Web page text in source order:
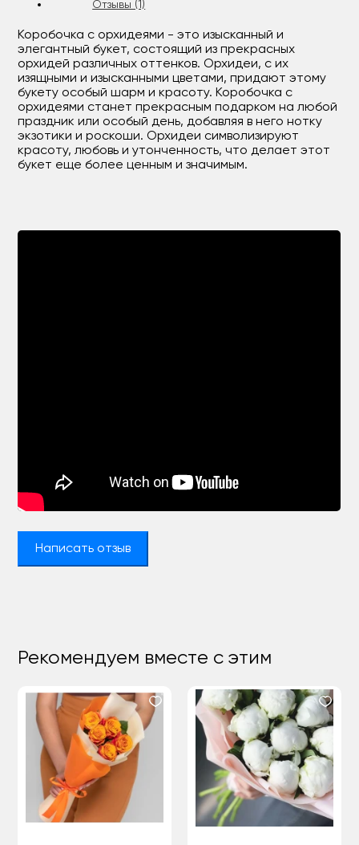
Отзывы (1)
Коробочка с орхидеями - это изысканный и
элегантный букет, состоящий из прекрасных
орхидей различных оттенков. Орхидеи, с их
изящными и изысканными цветами, придают этому
букету особый шарм и красоту. Коробочка с
орхидеями станет прекрасным подарком на любой
праздник или особый день, добавляя в него нотку
экзотики и роскоши. Орхидеи символизируют
красоту, любовь и утонченность, что делает этот
букет еще более ценным и значимым.
Написать отзыв
Рекомендуем вместе с этим